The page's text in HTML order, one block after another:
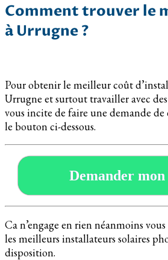
Comment trouver le
à Urrugne ?
Pour obtenir le meilleur coût
Urrugne et surtout travailler avec
vous incite de faire une demande
le bouton ci-dessous.
Demander mon
Ca n’engage en rien néanmoins
les meilleurs installateurs solaires
disposition.